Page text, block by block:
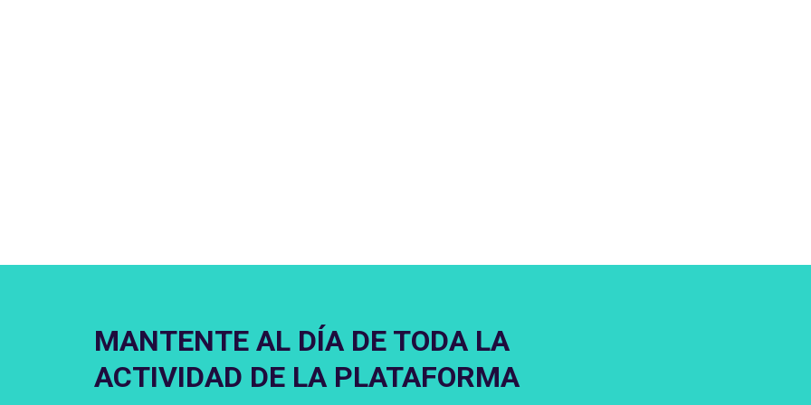
MANTENTE AL DÍA DE TODA LA
ACTIVIDAD DE LA PLATAFORMA